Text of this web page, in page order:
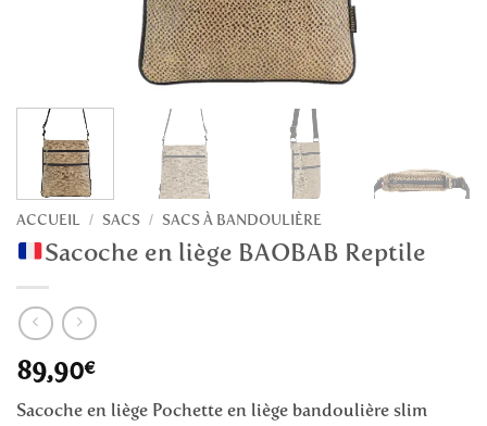
ACCUEIL / SACS / SACS À BANDOULIÈRE
Sacoche en liège BAOBAB Reptile
89,90€
Sacoche en liège Pochette en liège bandoulière slim